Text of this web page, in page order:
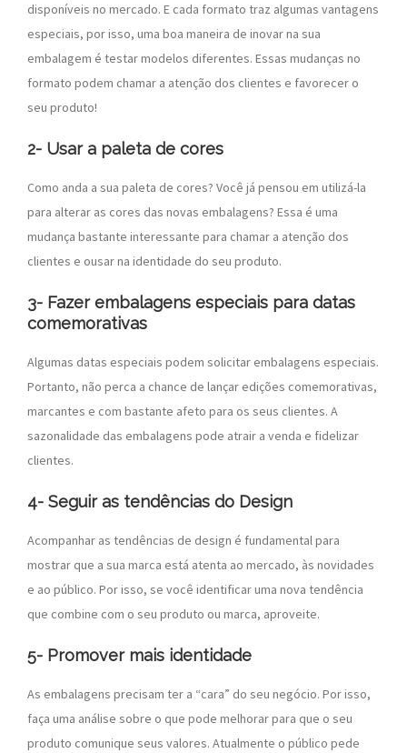
disponíveis no mercado. E cada formato traz algumas vantagens
especiais, por isso, uma boa maneira de inovar na sua
embalagem é testar modelos diferentes. Essas mudanças no
formato podem chamar a atenção dos clientes e favorecer o
seu produto!
2- Usar a paleta de cores
Como anda a sua paleta de cores? Você já pensou em utilizá-la
para alterar as cores das novas embalagens? Essa é uma
mudança bastante interessante para chamar a atenção dos
clientes e ousar na identidade do seu produto.
3- Fazer embalagens especiais para datas
comemorativas
Algumas datas especiais podem solicitar embalagens especiais.
Portanto, não perca a chance de lançar edições comemorativas,
marcantes e com bastante afeto para os seus clientes. A
sazonalidade das embalagens pode atrair a venda e fidelizar
clientes.
4- Seguir as tendências do Design
Acompanhar as tendências de design é fundamental para
mostrar que a sua marca está atenta ao mercado, às novidades
e ao público. Por isso, se você identificar uma nova tendência
que combine com o seu produto ou marca, aproveite.
5- Promover mais identidade
As embalagens precisam ter a “cara” do seu negócio. Por isso,
faça uma análise sobre o que pode melhorar para que o seu
produto comunique seus valores. Atualmente o público pede